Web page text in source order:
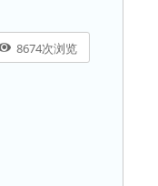
8674次浏览